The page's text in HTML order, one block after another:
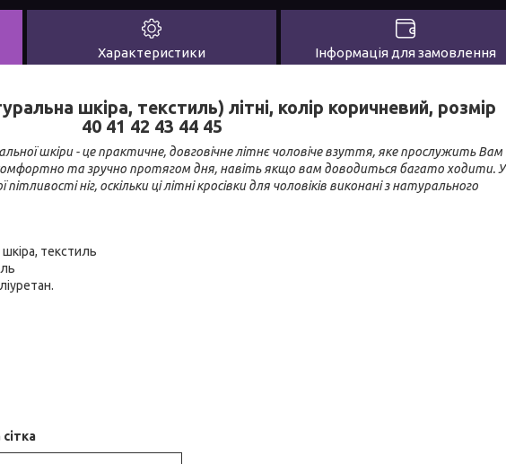
Характеристики Інформація для замовлення
шкіра, текстиль) літні, колір коричневий, розмір
40 41 42 43 44 45
шкіри - це практичне, довговічне літнє чоловіче взуття, яке прослужить Вам
та зручно протягом дня, навіть якщо вам доводиться багато ходити. У
ніг, оскільки ці літні кросівки для чоловіків виконані з натурального
текстиль